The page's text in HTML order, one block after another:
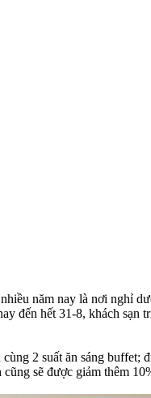
năm nay là nơi nghỉ
đến hết 31-8, khách
2 suất ăn sáng
sẽ được giảm thêm